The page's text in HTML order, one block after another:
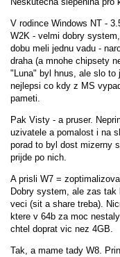
V rodince Windows NT -
W2K - velmi dobry
dobu meli jednu vadu -
draha (a mnohe chipsety
"Luna" byl hnus, ale slo to
nejlepsi co kdy z MS
pameti.
Pak Visty - a pruser.
uzivatele a pomalost i na
porad to byl dost mizerny
prijde po nich.
A prisli W7 =
Dobry system, ale zas
veci (sit a share treba).
ktere v 64b za moc
chtel doprat vic nez 4GB.
Tak, a mame tady W8.